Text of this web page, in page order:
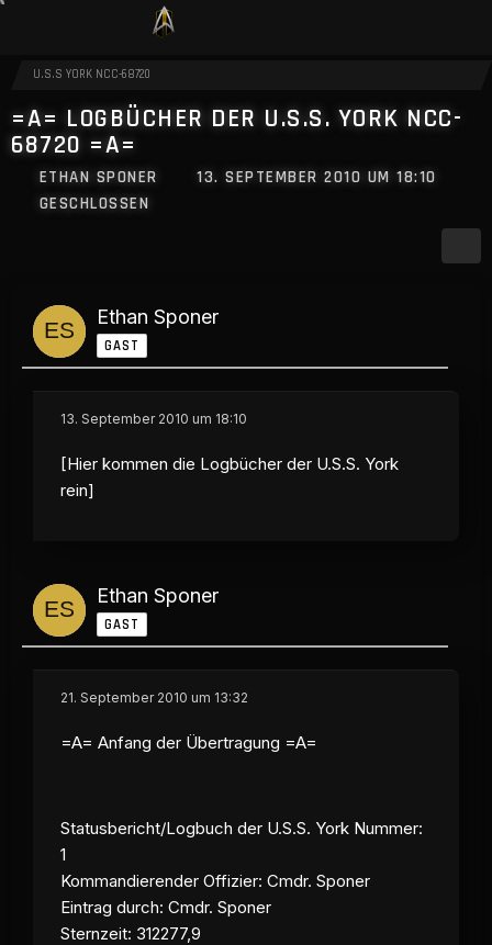
U.S.S YORK NCC-68720
=A= LOGBÜCHER DER U.S.S. YORK NCC-
68720 =A=
ETHAN SPONER
13. SEPTEMBER 2010 UM 18:10
GESCHLOSSEN
Ethan Sponer
GAST
13. September 2010 um 18:10
[Hier kommen die Logbücher der U.S.S. York
rein]
Ethan Sponer
GAST
21. September 2010 um 13:32
=A= Anfang der Übertragung =A=
Statusbericht/Logbuch der U.S.S. York Nummer:
1
Kommandierender Offizier: Cmdr. Sponer
Eintrag durch: Cmdr. Sponer
Sternzeit: 312277,9